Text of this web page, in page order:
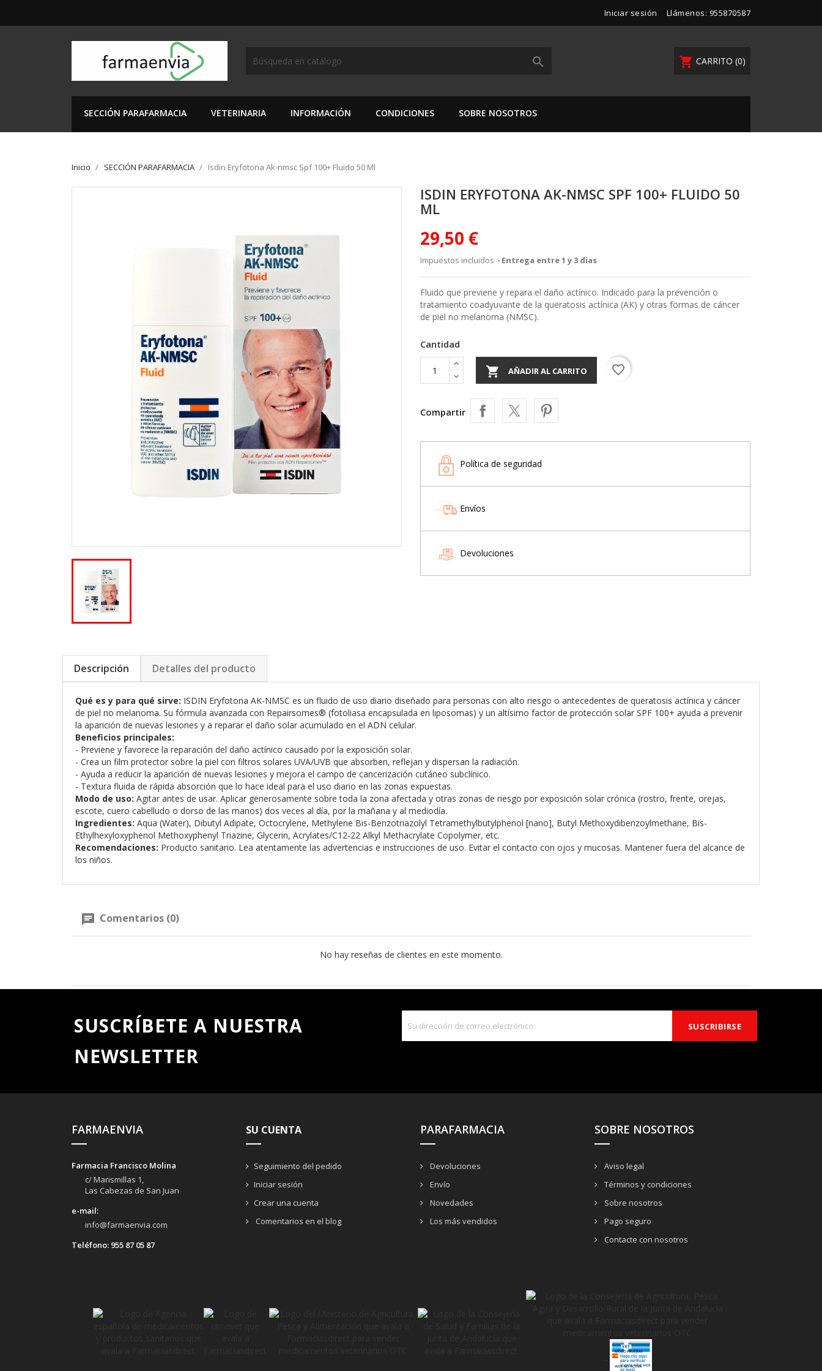
Iniciar sesión Llámenos: 955870587
shopping_cart CARRITO (0)
search
SECCIÓN PARAFARMACIA VETERINARIA INFORMACIÓN CONDICIONES SOBRE NOSOTROS
Inicio SECCIÓN PARAFARMACIA Isdin Eryfotona Ak-nmsc Spf 100+ Fluido 50 Ml
ISDIN ERYFOTONA AK-NMSC SPF 100+ FLUIDO 50
ML
29,50 €
Impuestos incluidos Entrega entre 1 y 3 dias
Fluido que previene y repara el daño actínico. Indicado para la prevención o
tratamiento coadyuvante de la queratosis actínica (AK) y otras formas de cáncer
de piel no melanoma (NMSC).
Cantidad
 AÑADIR AL CARRITO favorite_border
Compartir
Política de seguridad
Envíos
Devoluciones
Descripción Detalles del producto
Qué es y para qué sirve: ISDIN Eryfotona AK-NMSC es un fluido de uso diario diseñado para personas con alto riesgo o antecedentes de queratosis actínica y cáncer
de piel no melanoma. Su fórmula avanzada con Repairsomes® (fotoliasa encapsulada en liposomas) y un altísimo factor de protección solar SPF 100+ ayuda a prevenir
la aparición de nuevas lesiones y a reparar el daño solar acumulado en el ADN celular.
Beneficios principales:
- Previene y favorece la reparación del daño actínico causado por la exposición solar.
- Crea un film protector sobre la piel con filtros solares UVA/UVB que absorben, reflejan y dispersan la radiación.
- Ayuda a reducir la aparición de nuevas lesiones y mejora el campo de cancerización cutáneo subclínico.
- Textura fluida de rápida absorción que lo hace ideal para el uso diario en las zonas expuestas.
Modo de uso: Agitar antes de usar. Aplicar generosamente sobre toda la zona afectada y otras zonas de riesgo por exposición solar crónica (rostro, frente, orejas,
escote, cuero cabelludo o dorso de las manos) dos veces al día, por la mañana y al mediodía.
Ingredientes: Aqua (Water), Dibutyl Adipate, Octocrylene, Methylene Bis-Benzotriazolyl Tetramethylbutylphenol [nano], Butyl Methoxydibenzoylmethane, Bis-
Ethylhexyloxyphenol Methoxyphenyl Triazine, Glycerin, Acrylates/C12-22 Alkyl Methacrylate Copolymer, etc.
Recomendaciones: Producto sanitario. Lea atentamente las advertencias e instrucciones de uso. Evitar el contacto con ojos y mucosas. Mantener fuera del alcance de
los niños.
Comentarios (0)
No hay reseñas de clientes en este momento.
SUSCRÍBETE A NUESTRA
NEWSLETTER
FARMAENVIA
Farmacia Francisco Molina
c/ Marismillas 1,
Las Cabezas de San Juan
e-mail:
info@farmaenvia.com
Teléfono: 955 87 05 87
SU CUENTA
Seguimiento del pedido
Iniciar sesión
Crear una cuenta
Comentarios en el blog
PARAFARMACIA
Devoluciones
Envío
Novedades
Los más vendidos
SOBRE NOSOTROS
Aviso legal
Términos y condiciones
Sobre nosotros
Pago seguro
Contacte con nosotros